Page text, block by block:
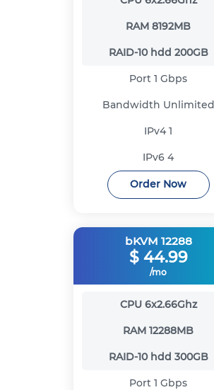
RAM 8192MB
RAID-10 hdd 200GB
Port 1 Gbps
Bandwidth Unlimited
IPv41
IPv6 4
Order Now
bKVM 12288
$ 44.99
/mo
CPU 6x2.66Ghz
RAM 12288MB
RAID-10 hdd 300GB
Port 1 Gbps